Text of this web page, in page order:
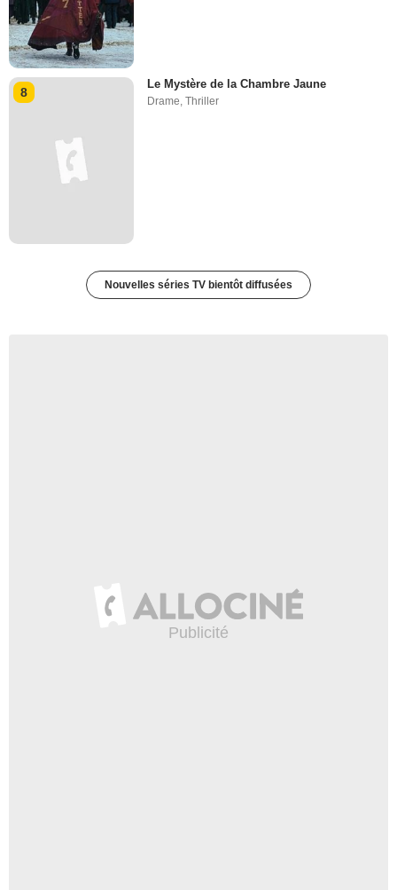
8
Le Mystère de la Chambre Jaune
Drame ,Thriller
Nouvelles séries TV bientôt diffusées